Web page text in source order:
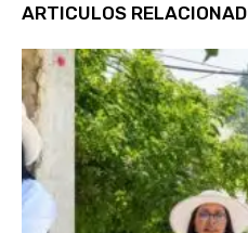
ARTICULOS